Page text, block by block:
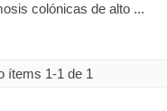
colónicas de alto ...
ítems 1-1 de 1